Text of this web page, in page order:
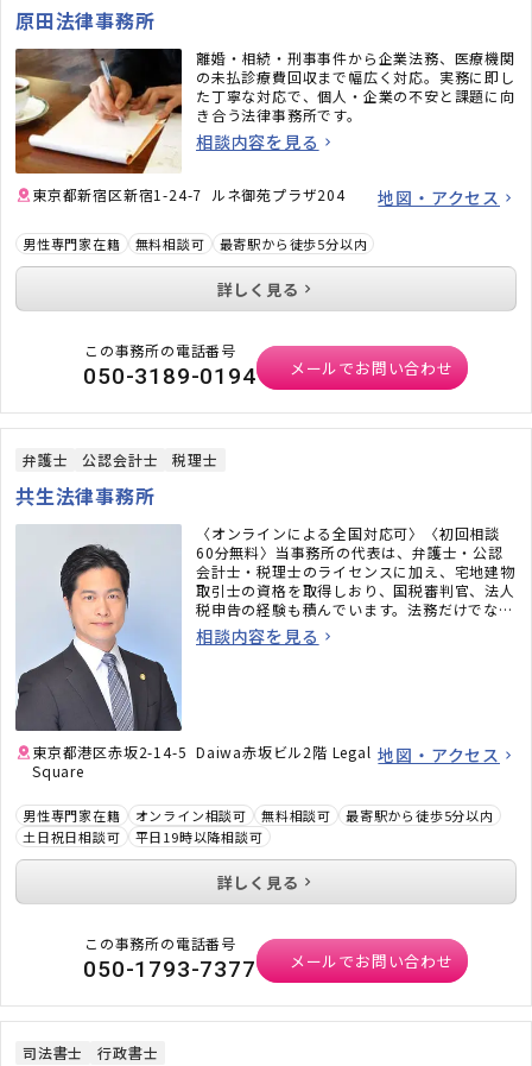
原田法律事務所
離婚・相続・刑事事件から企業法務、医療機関
の未払診療費回収まで幅広く対応。実務に即し
た丁寧な対応で、個人・企業の不安と課題に向
き合う法律事務所です。
相談内容を見る
東京都新宿区新宿1-24-7 ルネ御苑プラザ204 地図・アクセス
男性専門家在籍 無料相談可 最寄駅から徒歩5分以内
詳しく見る
この事務所の電話番号
050-3189-0194 メールでお問い合わせ
弁護士 公認会計士 税理士
共生法律事務所
〈オンラインによる全国対応可〉〈初回相談
60分無料〉当事務所の代表は、弁護士・公認
会計士・税理士のライセンスに加え、宅地建物
取引士の資格を取得しおり、国税審判官、法人
税申告の経験も積んでいます。法務だけでな
く、税務のことまで考えた包括的なサポートを
ご提供いたします。不動産・相続でお困りの
相談内容を見る
東京都港区赤坂2-14-5 Daiwa赤坂ビル2階 Legal
Square
地図・アクセス
男性専門家在籍 オンライン相談可 無料相談可
最寄駅から徒歩5分以内
土日祝日相談可
平日19時以降相談可
詳しく見る
この事務所の電話番号
050-1793-7377 メールでお問い合わせ
司法書士 行政書士